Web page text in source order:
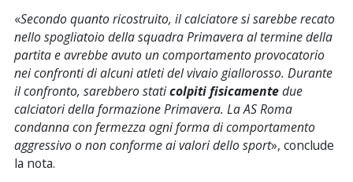
«Secondo quanto ricostruito, il calciatore si sarebbe recato
nello spogliatoio della squadra Primavera al termine della
partita e avrebbe avuto un comportamento provocatorio
nei confronti di alcuni atleti del vivaio giallorosso. Durante
il confronto, sarebbero staticolpiti fisicamentedue
calciatori della formazione Primavera. La AS Roma
condanna con fermezza ogni forma di comportamento
aggressivo o non conforme ai valori dello sport», conclude
la nota.